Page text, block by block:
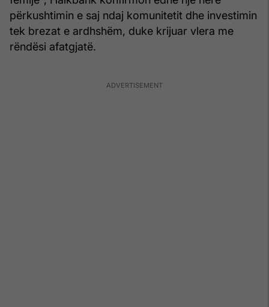
përkushtimin e saj ndaj komunitetit dhe investimin
tek brezat e ardhshëm, duke krijuar vlera me
rëndësi afatgjatë.